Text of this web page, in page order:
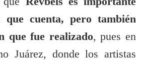
cuenta, pero también
que fue realizado, pues en
Juárez, donde los artistas